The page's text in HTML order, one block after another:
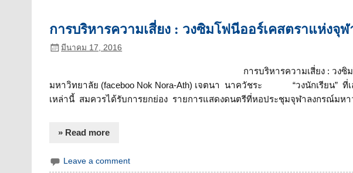
การบริหารความเสี่ยง : วงซิมโฟนีออร์เคสตราแห่งจุ
มีนาคม 17, 2016
การบริหารความเสี่ยง : วง
มหาวิทยาลัย (faceboo Nok Nora-Ath) เจตนา นาควัชระ “วงนักเรียน” ที่เ
เหล่านี้ สมควรได้รับการยกย่อง รายการแสดงดนตรีที่หอประชุมจุฬาลงกรณ์มห
» Read more
Leave a comment